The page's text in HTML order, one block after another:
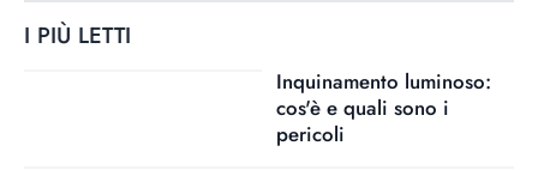
I PIÙ LETTI
Inquinamento luminoso:
cos'è e quali sono i
pericoli